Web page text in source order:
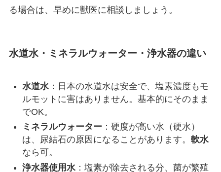
る場合は、早めに獣医に相談しましょう。
水道水・ミネラルウォーター・浄水器の違い
水道水：日本の水道水は安全で、塩素濃度もモ
ルモットに害はありません。基本的にそのまま
でOK。
ミネラルウォーター ：硬度が高い水（硬水）
は、尿結石の原因になることがあります。 軟水
なら可。
浄水器使用水：塩素が除去される分、菌が繁殖